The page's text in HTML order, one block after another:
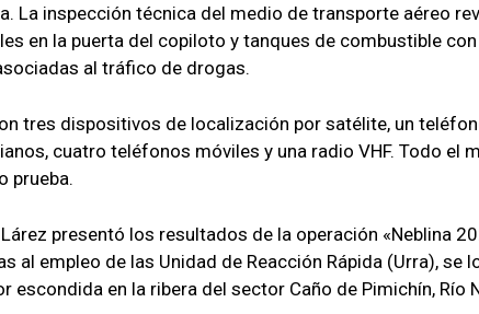
La inspección técnica del medio de transporte aéreo
en la puerta del copiloto y tanques de combustible
al tráfico de drogas.
tres dispositivos de localización por satélite, un
cuatro teléfonos móviles y una radio VHF. Todo el
prueba.
presentó los resultados de la operación «Neblina
al empleo de las Unidad de Reacción Rápida (Urra), se
escondida en la ribera del sector Caño de Pimichín, Río